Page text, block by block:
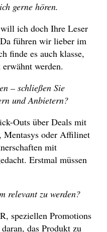
gerne hören.
ich doch Ihre Leser
führen wir lieber im
finde es auch klasse,
werden.
– schließen Sie
und Anbietern?
Outs über Deals mit
Mentasys oder Affilinet
mit
Erstmal müssen
relevant zu werden?
speziellen Promotions
das Produkt zu